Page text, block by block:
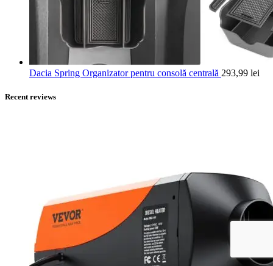
Dacia Spring Organizator pentru consolă centrală 293,99 lei
Recent reviews